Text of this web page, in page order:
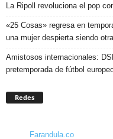
La Ripoll revoluciona el pop
«25 Cosas» regresa en
una mujer despierta siendo otra
Amistosos internacionales:
pretemporada de fútbol
Redes
Farandula.co